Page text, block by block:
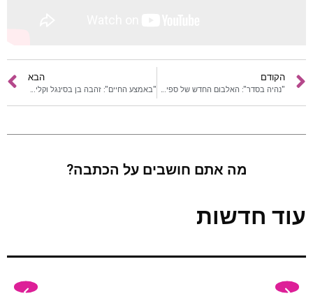
הקודם הבא
מה אתם חושבים על הכתבה?
עוד חדשות